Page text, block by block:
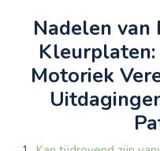
Nadelen van
Motoriek